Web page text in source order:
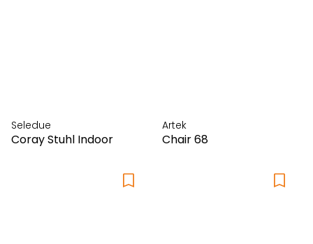
Seledue
Coray Stuhl Indoor
Artek
Chair 68